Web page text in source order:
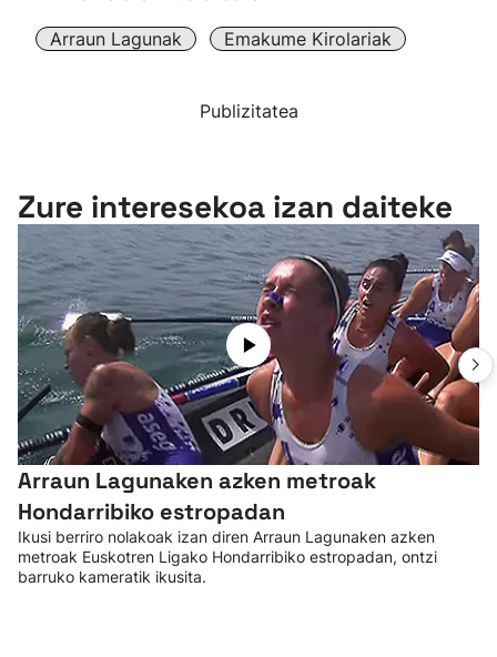
Arraun Lagunak Emakume Kirolariak
Publizitatea
Zure interesekoa izan daiteke
Arraun Lagunaken azken metroak
Hondarribiko estropadan
Ikusi berriro nolakoak izan diren Arraun Lagunaken azken
metroak Euskotren Ligako Hondarribiko estropadan, ontzi
barruko kameratik ikusita.